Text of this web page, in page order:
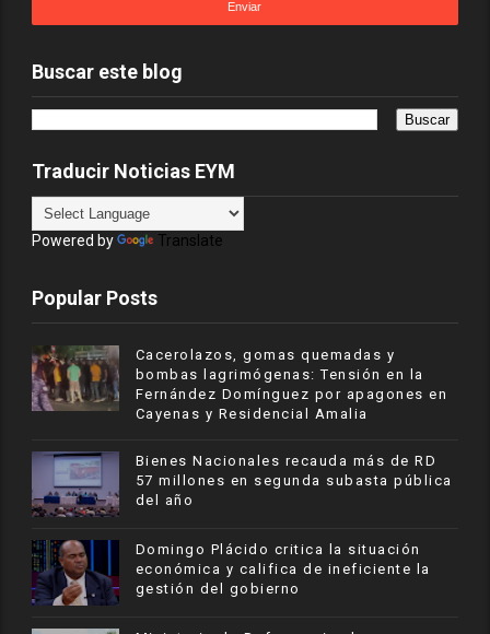
Buscar este blog
Traducir Noticias EYM
Powered by Translate
Popular Posts
Cacerolazos, gomas quemadas y
bombas lagrimógenas: Tensión en la
Fernández Domínguez por apagones en
Cayenas y Residencial Amalia
Bienes Nacionales recauda más de RD
57 millones en segunda subasta pública
del año
​Domingo Plácido critica la situación
económica y califica de ineficiente la
gestión del gobierno